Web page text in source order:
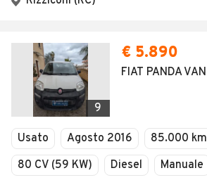
9
€ 5.890
FIAT PANDA VAN
Usato Agosto 2016
85.000 km
80 CV (59 KW)
Diesel Manuale